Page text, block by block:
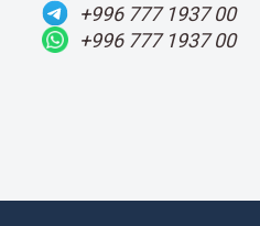
+996 777 1937 00
+996 777 1937 00